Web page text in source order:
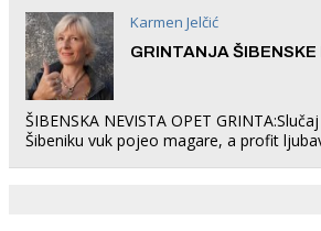
Karmen Jelčić
GRINTANJA ŠIBENSKE
ŠIBENSKA NEVISTA OPET
Šibeniku vuk pojeo magare, a profit